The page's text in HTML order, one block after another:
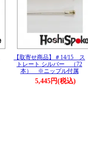
【取寄せ商品】＃14/15 ス
トレート シルバー （72
本） ※ニップル付属
5,445円(税込)